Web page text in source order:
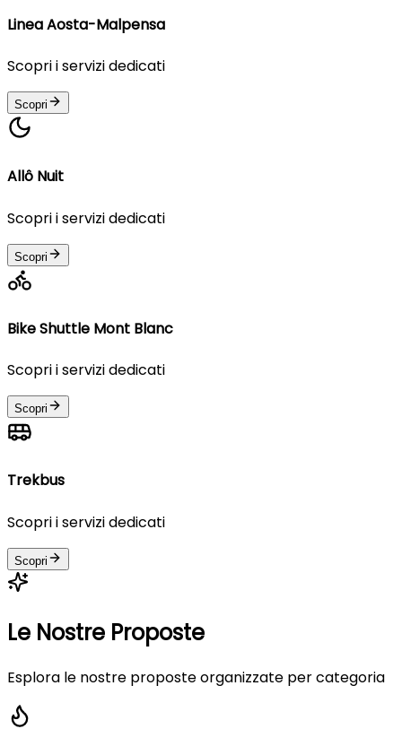
Linea Aosta-Malpensa
Scopri i servizi dedicati
Scopri
Allô Nuit
Scopri i servizi dedicati
Scopri
Bike Shuttle Mont Blanc
Scopri i servizi dedicati
Scopri
Trekbus
Scopri i servizi dedicati
Scopri
Le Nostre Proposte
Esplora le nostre proposte organizzate per categoria